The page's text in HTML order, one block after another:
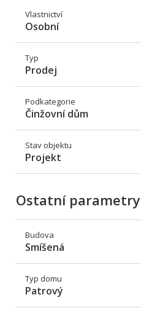
Vlastnictví
Osobní
Typ
Prodej
Podkategorie
Činžovní dům
Stav objektu
Projekt
Ostatní parametry
Budova
Smíšená
Typ domu
Patrový